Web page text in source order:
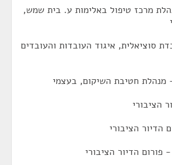
מרכז טיפול באלימות ע. בית שמש,
סוציאלית, איגוד העובדות והעובדים
מנהלת חטיבת השיקום, בעצמי
הציבורי
הדיור הציבורי
הדיור הציבורי